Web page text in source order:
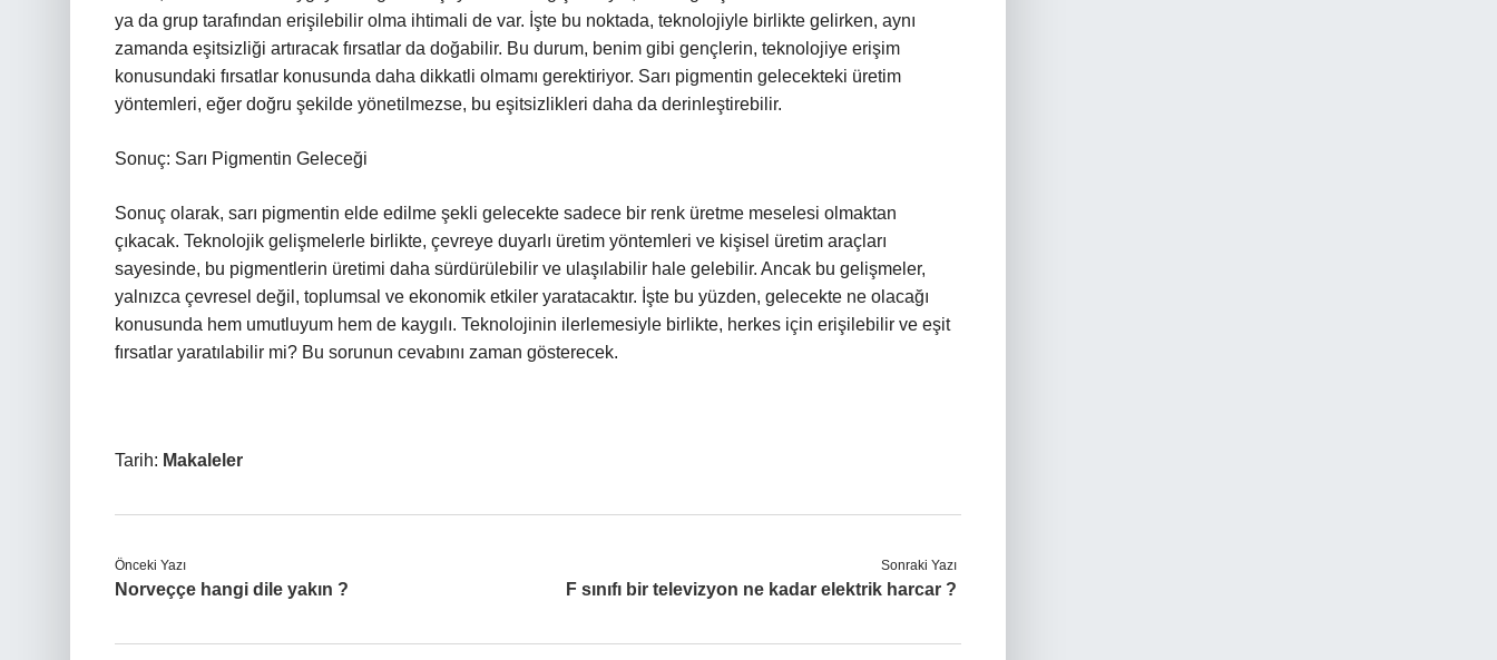
ya da grup tarafından erişilebilir olma ihtimali de var. İşte bu noktada, teknolojiyle birlikte gelirken, aynı
zamanda eşitsizliği artıracak fırsatlar da doğabilir. Bu durum, benim gibi gençlerin, teknolojiye erişim
konusundaki fırsatlar konusunda daha dikkatli olmamı gerektiriyor. Sarı pigmentin gelecekteki üretim
yöntemleri, eğer doğru şekilde yönetilmezse, bu eşitsizlikleri daha da derinleştirebilir.
Sonuç: Sarı Pigmentin Geleceği
Sonuç olarak, sarı pigmentin elde edilme şekli gelecekte sadece bir renk üretme meselesi olmaktan
çıkacak. Teknolojik gelişmelerle birlikte, çevreye duyarlı üretim yöntemleri ve kişisel üretim araçları
sayesinde, bu pigmentlerin üretimi daha sürdürülebilir ve ulaşılabilir hale gelebilir. Ancak bu gelişmeler,
yalnızca çevresel değil, toplumsal ve ekonomik etkiler yaratacaktır. İşte bu yüzden, gelecekte ne olacağı
konusunda hem umutluyum hem de kaygılı. Teknolojinin ilerlemesiyle birlikte, herkes için erişilebilir ve eşit
fırsatlar yaratılabilir mi? Bu sorunun cevabını zaman gösterecek.
Tarih: Makaleler
Önceki Yazı
Norveççe hangi dile yakın ?
Sonraki Yazı
F sınıfı bir televizyon ne kadar elektrik harcar ?